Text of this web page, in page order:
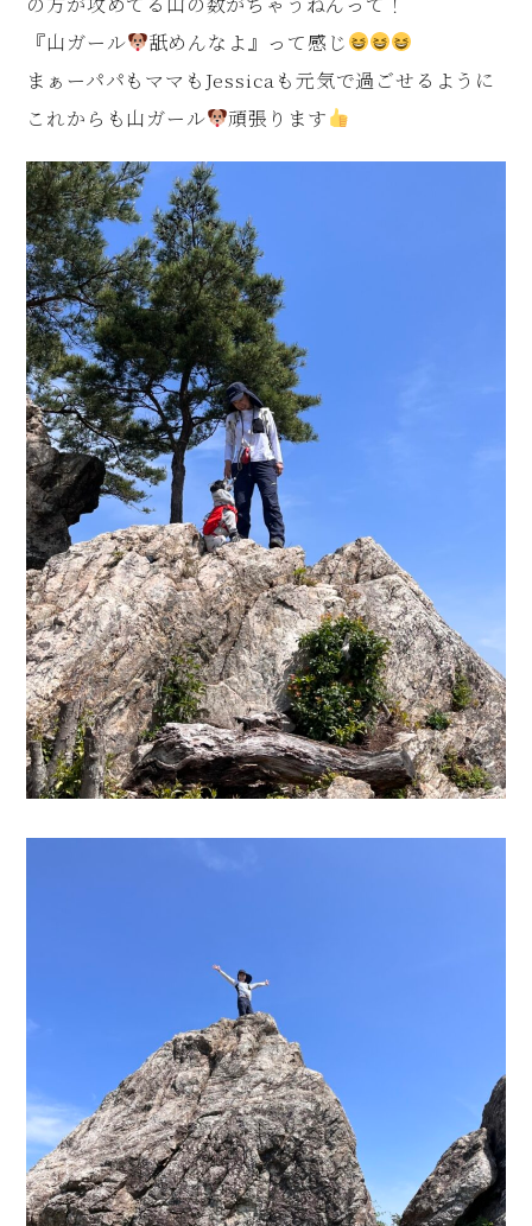
『山ガール
舐めんなよ』って感じ
まぁーパパもママもJessicaも元気で過ごせるように
これからも山ガール
頑張ります